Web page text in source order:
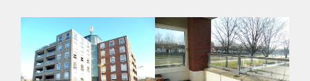
uitvalswegen richting Amsterdam, Schiphol en Haarlem zijn
snel bereikbaar.
Indeling:
Begane grond: gemeenschappelijke entree, brievenbussen,